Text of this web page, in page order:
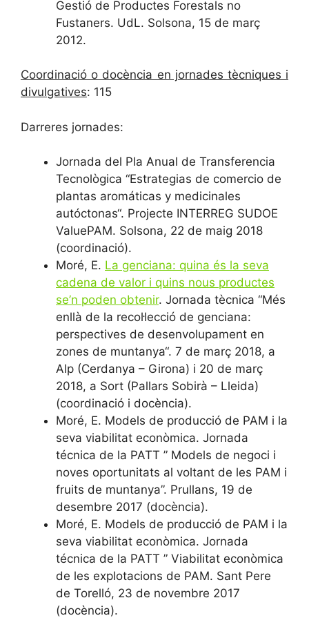
Gestió de Productes Forestals no
Fustaners. UdL. Solsona, 15 de març
2012.
Coordinació o docència en jornades tècniques i
divulgatives: 115
Darreres jornades:
Jornada del Pla Anual de Transferencia
Tecnològica “Estrategias de comercio de
plantas aromáticas y medicinales
autóctonas“. Projecte INTERREG SUDOE
ValuePAM. Solsona, 22 de maig 2018
(coordinació).
Moré, E. La genciana: quina és la seva
cadena de valor i quins nous productes
se’n poden obtenir. Jornada tècnica “Més
enllà de la recol·lecció de genciana:
perspectives de desenvolupament en
zones de muntanya“. 7 de març 2018, a
Alp (Cerdanya – Girona) i 20 de març
2018, a Sort (Pallars Sobirà – Lleida)
(coordinació i docència).
Moré, E. Models de producció de PAM i la
seva viabilitat econòmica. Jornada
técnica de la PATT ” Models de negoci i
noves oportunitats al voltant de les PAM i
fruits de muntanya”. Prullans, 19 de
desembre 2017 (docència).
Moré, E. Models de producció de PAM i la
seva viabilitat econòmica. Jornada
técnica de la PATT ” Viabilitat econòmica
de les explotacions de PAM. Sant Pere
de Torelló, 23 de novembre 2017
(docència).